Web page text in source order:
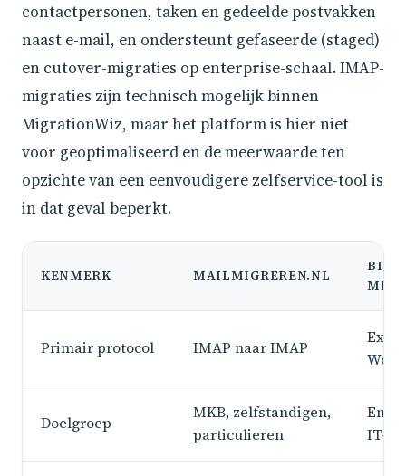
contactpersonen, taken en gedeelde postvakken
naast e-mail, en ondersteunt gefaseerde (staged)
en cutover-migraties op enterprise-schaal. IMAP-
migraties zijn technisch mogelijk binnen
MigrationWiz, maar het platform is hier niet
voor geoptimaliseerd en de meerwaarde ten
opzichte van een eenvoudigere zelfservice-tool is
in dat geval beperkt.
KENMERK MAILMIGREREN.NL
Primair protocol IMAP naar IMAP
Doelgroep
MKB, zelfstandigen,
particulieren
IT-